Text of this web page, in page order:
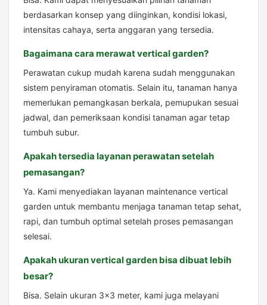
berdasarkan konsep yang diinginkan, kondisi lokasi,
intensitas cahaya, serta anggaran yang tersedia.
Bagaimana cara merawat vertical garden?
Perawatan cukup mudah karena sudah menggunakan
sistem penyiraman otomatis. Selain itu, tanaman hanya
memerlukan pemangkasan berkala, pemupukan sesuai
jadwal, dan pemeriksaan kondisi tanaman agar tetap
tumbuh subur.
Apakah tersedia layanan perawatan setelah
pemasangan?
Ya. Kami menyediakan layanan maintenance vertical
garden untuk membantu menjaga tanaman tetap sehat,
rapi, dan tumbuh optimal setelah proses pemasangan
selesai.
Apakah ukuran vertical garden bisa dibuat lebih
besar?
Bisa. Selain ukuran 3×3 meter, kami juga melayani